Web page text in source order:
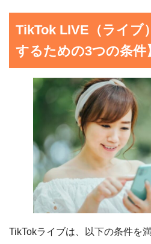
TikTok LIVE（ライブ
するための3つの条件
TikTokライブは、以下の条件を